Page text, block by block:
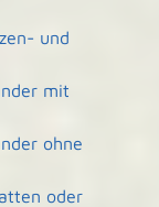
und
mit
ohne
oder